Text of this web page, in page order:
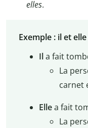
elles.
Exemple : il et
Ila fait
La
carnet
Ellea fait
La